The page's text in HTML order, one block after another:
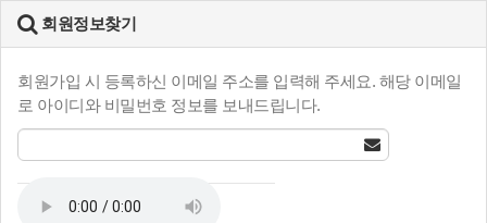
회원정보찾기
회원가입 시 등록하신 이메일 주소를 입력해 주세요. 해당 이메일
로 아이디와 비밀번호 정보를 보내드립니다.